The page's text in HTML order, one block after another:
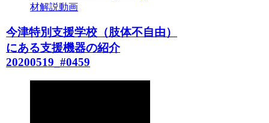
材解説動画
今津特別支援学校（肢体不自由）
にある支援機器の紹介
20200519_#0459